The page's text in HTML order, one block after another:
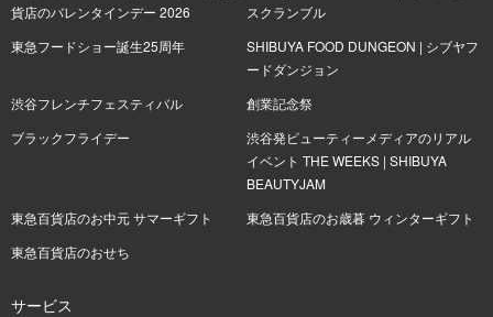
貨店のバレンタインデー 2026
スクランブル
東急フードショー誕生25周年
SHIBUYA FOOD DUNGEON | シブヤフ
ードダンジョン
渋谷フレンチフェスティバル
創業記念祭
ブラックフライデー
渋谷発ビューティーメディアのリアル
イベント THE WEEKS | SHIBUYA
BEAUTYJAM
東急百貨店のお中元 サマーギフト
東急百貨店のお歳暮 ウィンターギフト
東急百貨店のおせち
サービス